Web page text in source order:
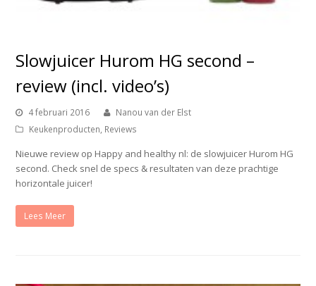
Slowjuicer Hurom HG second –
review (incl. video’s)
4 februari 2016
Nanou van der Elst
Keukenproducten, Reviews
Nieuwe review op Happy and healthy nl: de slowjuicer Hurom HG
second. Check snel de specs & resultaten van deze prachtige
horizontale juicer!
Lees Meer